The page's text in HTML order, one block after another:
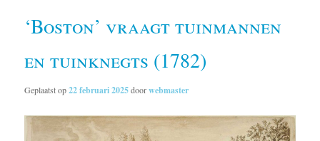
‘Boston’ vraagt tuinmannen
en tuinknegts (1782)
Geplaatst op22 februari 2025doorwebmaster